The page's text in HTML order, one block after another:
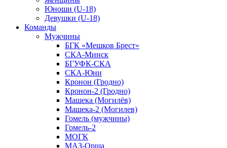
Юноши (U-18)
Девушки (U-18)
Команды
Мужчины
БГК «Мешков Брест»
СКА-Минск
БГУФК-СКА
СКА-Юни
Кронон (Гродно)
Кронон-2 (Гродно)
Машека (Могилёв)
Машека-2 (Могилев)
Гомель (мужчины)
Гомель-2
МОГК
МАЗ-Орша